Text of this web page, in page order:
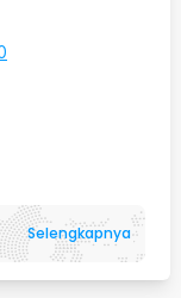
Selengkapnya